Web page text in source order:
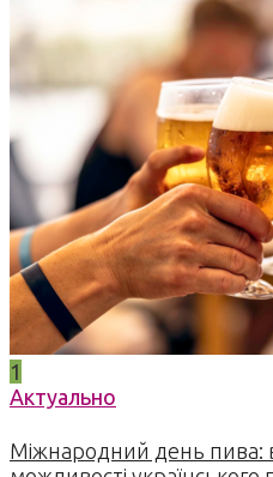
1
Актуально
Міжнародний день пива: